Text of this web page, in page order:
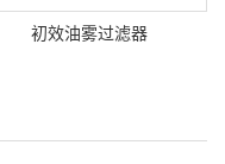
初效油雾过滤器